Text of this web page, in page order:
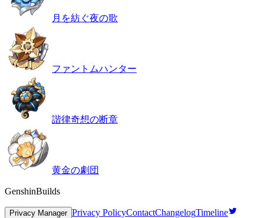
月を紡ぐ夜の歌
ファントムハンター
諧律奇想の断章
黄金の劇団
GenshinBuilds
Privacy Manager Privacy PolicyContactChangelogTimeline